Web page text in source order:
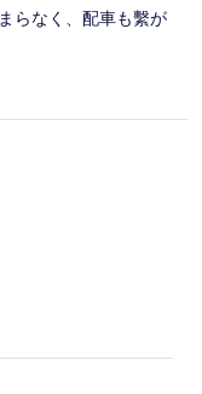
らなく、配車も繫が